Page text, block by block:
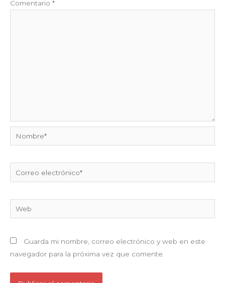
Comentario *
Nombre*
electrónico*
Guarda mi nombre, correo electrónico y web en este
navegador para la próxima vez que comente.